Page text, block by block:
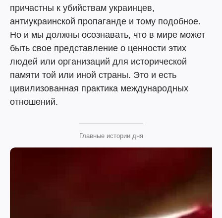
причастны к убийствам украинцев,
антиукраинской пропаганде и тому подобное.
Но и мы должны осознавать, что в мире может
быть свое представление о ценности этих
людей или организаций для исторической
памяти той или иной страны. Это и есть
цивилизованная практика международных
отношений.
Главные истории дня